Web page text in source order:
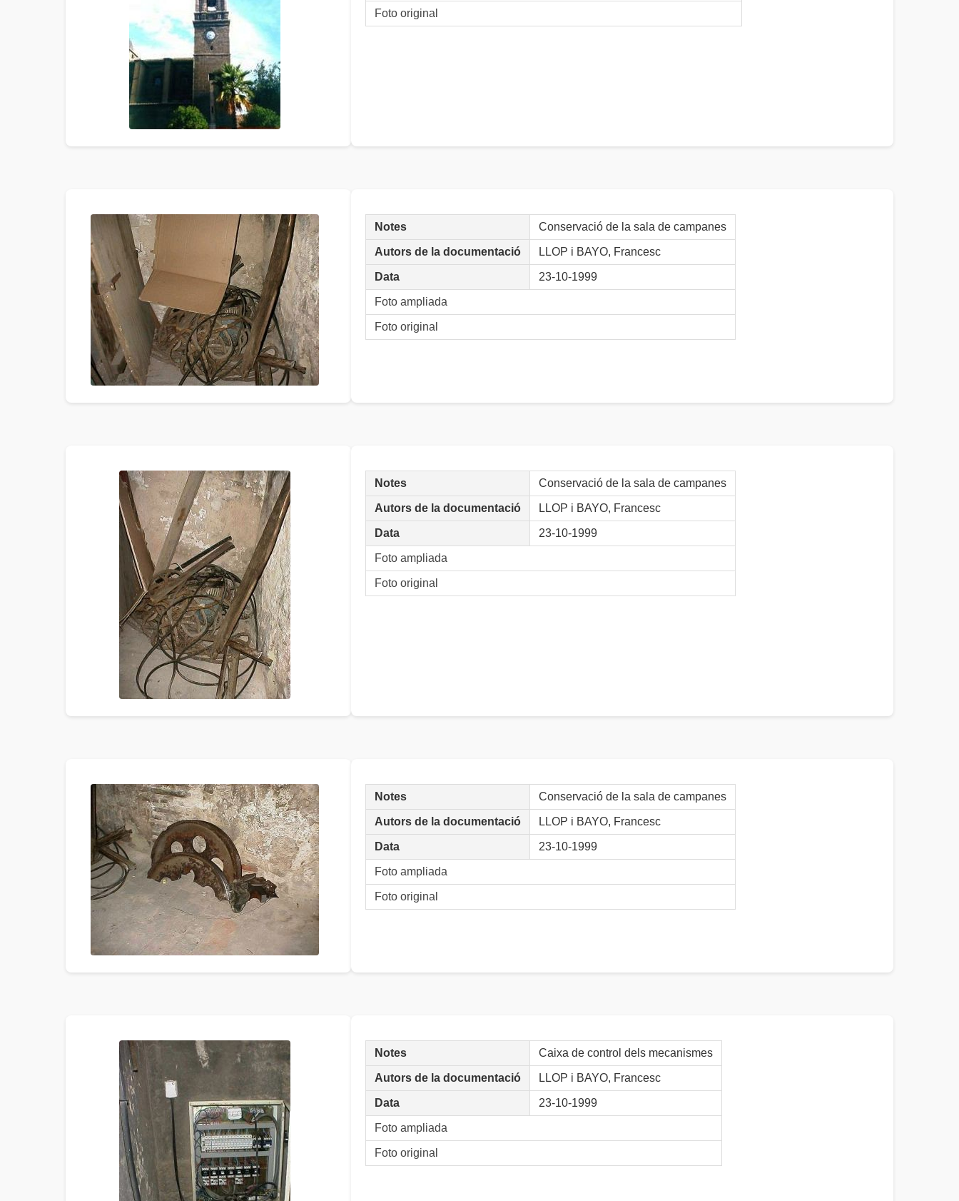
Foto original
Notes Conservació de la sala de campanes
Autors de la documentació LLOP i BAYO, Francesc
Data 23-10-1999
Foto ampliada
Foto original
Notes Conservació de la sala de campanes
Autors de la documentació LLOP i BAYO, Francesc
Data 23-10-1999
Foto ampliada
Foto original
Notes Conservació de la sala de campanes
Autors de la documentació LLOP i BAYO, Francesc
Data 23-10-1999
Foto ampliada
Foto original
Notes Caixa de control dels mecanismes
Autors de la documentació LLOP i BAYO, Francesc
Data 23-10-1999
Foto ampliada
Foto original